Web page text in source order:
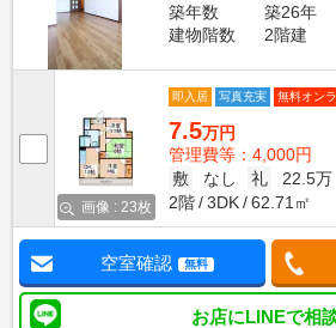
築年数
築26年
建物階数
2階建
画像 : 23枚
即入居 写真充実 無料オン
7.5万円
管理費等：4,000円
敷
なし 礼
22.5万
2階
3DK 62.71㎡
空室確認 無料
お店にLINEで相